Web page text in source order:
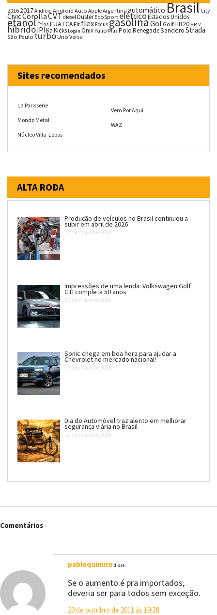
20162017Android Android Auto AppleArgentina automáticoBrasil City
CivicCorollaCVTdieselDusterEcoSportelétricoEstados Unidos
etanol Etios EUAFCA Fit flex FocusgasolinaGol GolfHB20 HR-V
híbridoIPIKaKicks Logan OnixPalio PlusPoloRenegadeSanderoStrada
São Paulo turboUno Versa
Sites recomendados
La Parisserie
Mondo Metal
Núcleo Villa-Lobos
Vem Por Aqui
WAZ
ALTA RODA
Produção de veículos no Brasil continuou a
subir em abril de 2026
22 de maio de 2026
Impressões de uma lenda: Volkswagen Golf
GTI completa 50 anos
20 de maio de 2026
Sonic chega em boa hora para ajudar a
Chevrolet no mercado nacional!
19 de maio de 2026
Dia do Automóvel traz alento em melhorar
segurança viária no Brasil
17 de maio de 2026
Comentários
pabloquimicodisse:
Se o aumento é pra importados,
deveria ser para todos sem exceção.
20 de outubro de 2011 às 19:28